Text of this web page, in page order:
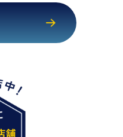
行し、氏名、住所、生